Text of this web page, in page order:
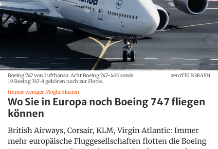
Boeing 747 von Lufthansa: Acht Boeing 747-400 sowie
19 Boeing 747-8 gehören noch zur Flotte.
aeroTELEGRAPH
Immer weniger Möglichkeiten
Wo Sie in Europa noch Boeing 747 fliegen
können
British Airways, Corsair, KLM, Virgin Atlantic: Immer
mehr europäische Fluggesellschaften flotten die Boeing